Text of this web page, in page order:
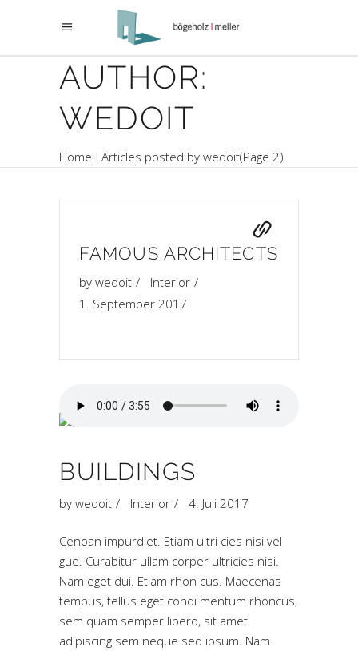
AUTHOR:
WEDOIT
Home Articles posted by wedoit(Page 2)
FAMOUS ARCHITECTS
by wedoit
Interior
1. September 2017
BUILDINGS
by wedoit Interior 4. Juli 2017
Cenoan impurdiet. Etiam ultri cies nisi vel
gue. Curabitur ullam corper ultricies nisi.
Nam eget dui. Etiam rhon cus. Maecenas
tempus, tellus eget condi mentum rhoncus,
sem quam semper libero, sit amet
adipiscing sem neque sed ipsum. Nam